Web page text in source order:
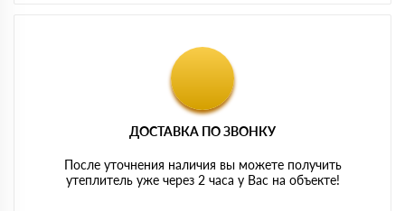
ДОСТАВКА ПО ЗВОНКУ
После уточнения наличия вы можете получить
утеплитель уже через 2 часа у Вас на объекте!